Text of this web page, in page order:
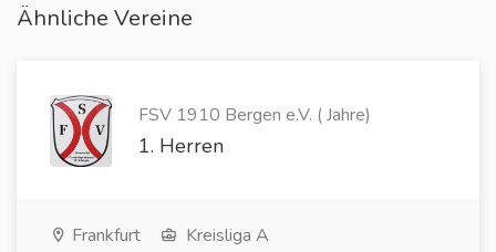
Ähnliche Vereine
FSV 1910 Bergen e.V. ( Jahre)
1. Herren
Frankfurt Kreisliga A